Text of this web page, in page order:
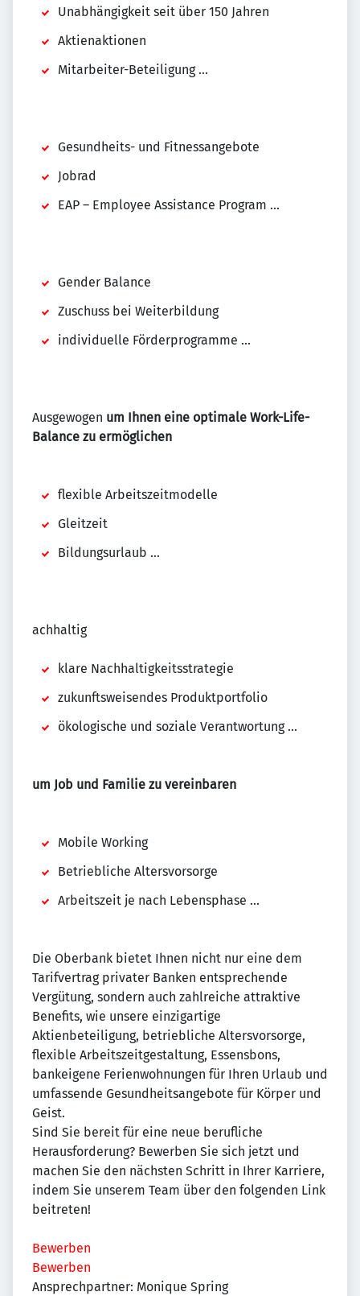
Unabhängigkeit seit über 150 Jahren
Aktienaktionen
Mitarbeiter-Beteiligung ...
Gesundheits- und Fitnessangebote
Jobrad
EAP – Employee Assistance Program ...
Gender Balance
Zuschuss bei Weiterbildung
individuelle Förderprogramme ...
Ausgewogen um Ihnen eine optimale Work-Life-
Balance zu ermöglichen
flexible Arbeitszeitmodelle
Gleitzeit
Bildungsurlaub ...
achhaltig
klare Nachhaltigkeitsstrategie
zukunftsweisendes Produktportfolio
ökologische und soziale Verantwortung ...
um Job und Familie zu vereinbaren
Mobile Working
Betriebliche Altersvorsorge
Arbeitszeit je nach Lebensphase ...
Die Oberbank bietet Ihnen nicht nur eine dem
Tarifvertrag privater Banken entsprechende
Vergütung, sondern auch zahlreiche attraktive
Benefits, wie unsere einzigartige
Aktienbeteiligung, betriebliche Altersvorsorge,
flexible Arbeitszeitgestaltung, Essensbons,
bankeigene Ferienwohnungen für Ihren Urlaub und
umfassende Gesundheitsangebote für Körper und
Geist.
Sind Sie bereit für eine neue berufliche
Herausforderung? Bewerben Sie sich jetzt und
machen Sie den nächsten Schritt in Ihrer Karriere,
indem Sie unserem Team über den folgenden Link
beitreten!
Bewerben
Bewerben
Ansprechpartner: Monique Spring